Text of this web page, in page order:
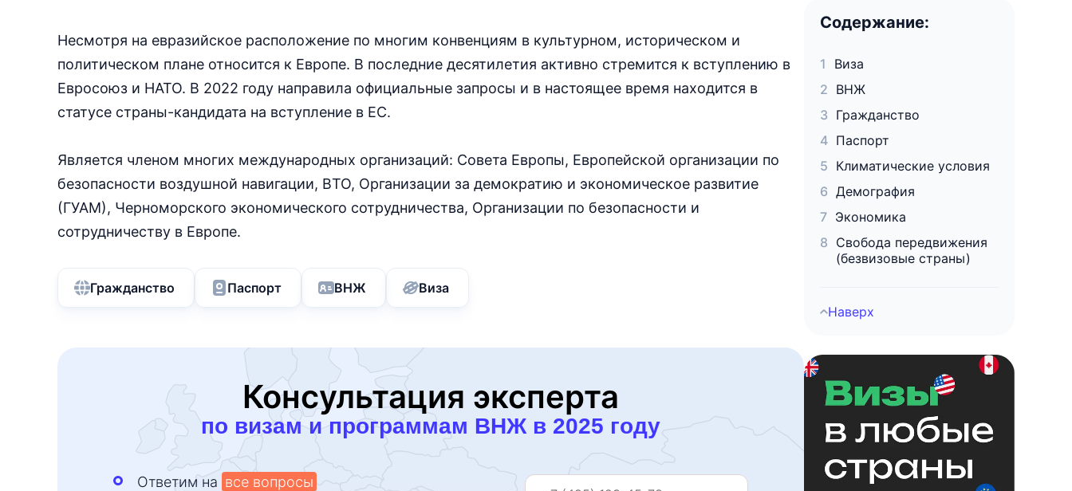
Несмотря на евразийское расположение по многим конвенциям в культурном, историческом и
политическом плане относится к Европе. В последние десятилетия активно стремится к вступлению в
Евросоюз и НАТО. В 2022 году направила официальные запросы и в настоящее время находится в
статусе страны-кандидата на вступление в ЕС.
Является членом многих международных организаций: Совета Европы, Европейской организации по
безопасности воздушной навигации, ВТО, Организации за демократию и экономическое развитие
(ГУАМ), Черноморского экономического сотрудничества, Организации по безопасности и
сотрудничеству в Европе.
Гражданство Паспорт ВНЖ Виза
Консультация эксперта
по визам и программам ВНЖ в 2025 году
Ответим на все вопросы
Содержание:
Виза
ВНЖ
Гражданство
Паспорт
Климатические условия
Демография
Экономика
Свобода передвижения
(безвизовые страны)
Наверх